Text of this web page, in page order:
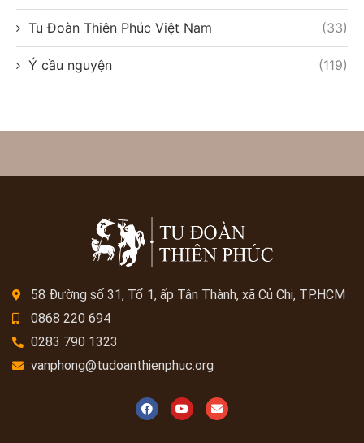
Tu Đoàn Thiên Phúc Việt Nam (33)
Ý cầu nguyện (119)
58 Đường số 31, Tổ 1, ấp Tân Thành, xã Củ Chi, TP.HCM
0868 220 694
0283 790 1323
vanphong@tudoanthienphuc.org